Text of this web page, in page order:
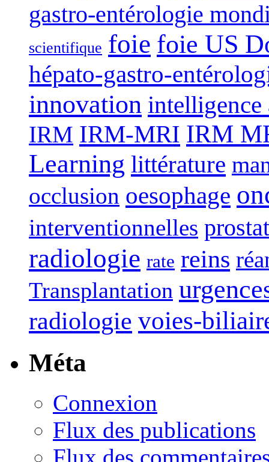
gastro-entérologie
scientifique foie foie US
hépato-gastro-
innovation
IRM IRM-MRI IRM
Learning littérature
occlusion oesophage
interventionnelles
radiologie rate reins
Transplantation
radiologie voies-
Méta
Connexion
Flux des publications
Flux des